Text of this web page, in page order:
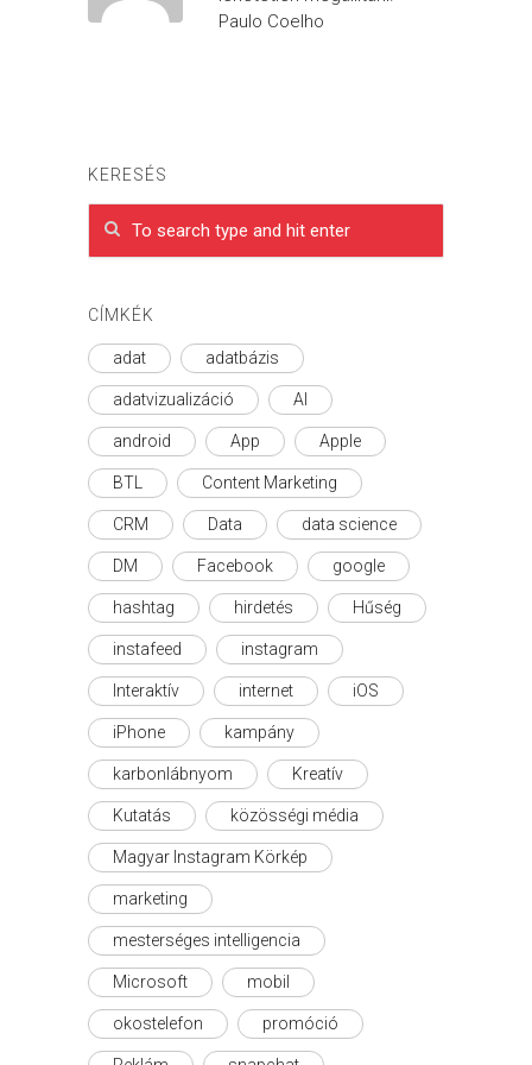
Paulo Coelho
KERESÉS
CÍMKÉK
adat adatbázis
adatvizualizáció AI
android App Apple
BTL Content Marketing
CRM Data data science
DM Facebook google
hashtag hirdetés Hűség
instafeed instagram
Interaktív internet iOS
iPhone kampány
karbonlábnyom Kreatív
Kutatás közösségi média
Magyar Instagram Körkép
marketing
mesterséges intelligencia
Microsoft mobil
okostelefon promóció